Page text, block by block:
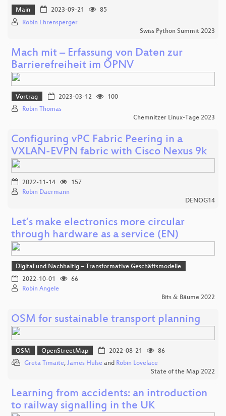
Main 2023-09-21
85
Robin Ehrensperger
Swiss Python Summit 2023
Mach mit – Erfassung von Daten zur
Barrierefreiheit im ÖPNV
Vortrag 2023-03-12
100
Robin Thomas
Chemnitzer Linux-Tage 2023
Configuring vPC Fabric Peering in a
VXLAN-EVPN fabric with Cisco Nexus 9k
2022-11-14
157
Robin Daermann
DENOG14
Let’s make electronics more circular
through hardware as a service (EN)
Digital und Nachhaltig – Transformative Geschäftsmodelle
2022-10-01
66
Robin Angele
Bits & Bäume 2022
OSM for sustainable transport planning
OSM OpenStreetMap 2022-08-21
86
Greta Timaite, James Hulse and Robin Lovelace
State of the Map 2022
Learning from accidents: an introduction
to railway signalling in the UK